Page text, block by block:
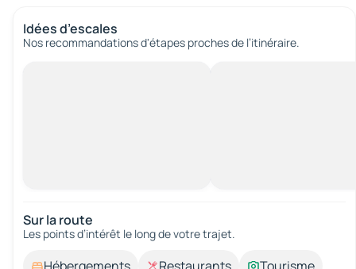
Idées d’escales
Nos recommandations d'étapes proches de l’itinéraire.
Sur la route
Les points d’intérêt le long de votre trajet.